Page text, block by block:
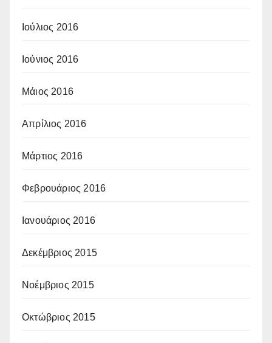
Ιούλιος 2016
Ιούνιος 2016
Μάιος 2016
Απρίλιος 2016
Μάρτιος 2016
Φεβρουάριος 2016
Ιανουάριος 2016
Δεκέμβριος 2015
Νοέμβριος 2015
Οκτώβριος 2015